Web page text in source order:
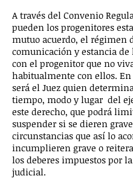
A través del Convenio
pueden los progenitores
mutuo acuerdo, el régimen
comunicación y estancia de
con el progenitor que no
habitualmente con ellos. En
será el Juez quien
tiempo, modo y lugar del
este derecho, que podrá
suspender si se dieren
circunstancias que así lo
incumplieren grave o
los deberes impuestos por
judicial.